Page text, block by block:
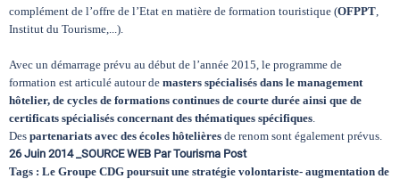
complément de l’offre de l’Etat en matière de formation touristique (OFPPT
Institut du Tourisme,...).
Avec un démarrage prévu au début de l’année 2015, le programme de
formation est articulé autour de masters spécialisés dans le management
hôtelier, de cycles de formations continues de courte durée ainsi que de
certificats spécialisés concernant des thématiques spécifiques
Des partenariats avec des écoles hôtelières de renom sont également prévus.
26 Juin 2014 _SOURCE WEB Par Tourisma Post
Tags : Le Groupe CDG poursuit une stratégie volontariste- augmentation de